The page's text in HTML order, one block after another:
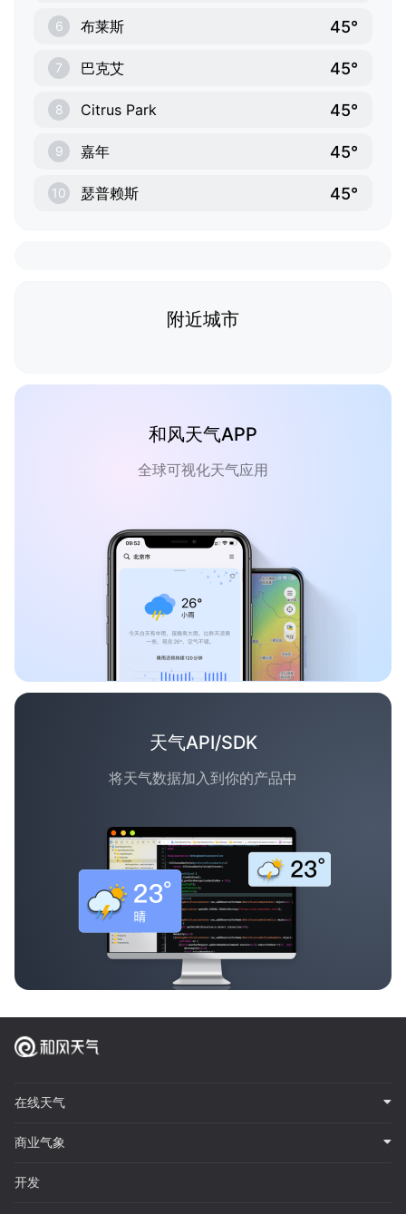
6 布莱斯 45°
7 巴克艾 45°
8 Citrus Park 45°
9 嘉年 45°
10 瑟普赖斯 45°
附近城市
和风天气APP
全球可视化天气应用
天气API/SDK
将天气数据加入到你的产品中
在线天气
商业气象
开发